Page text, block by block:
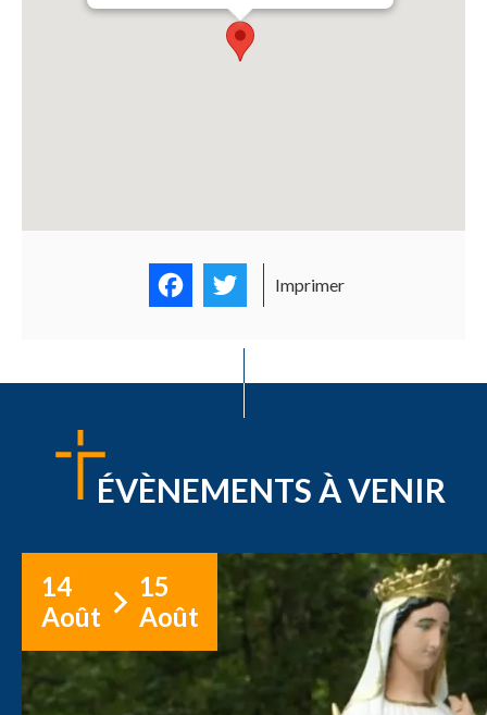
FacebookTwitter
Imprimer
ÉVÈNEMENTS À VENIR
14
Août
15
Août